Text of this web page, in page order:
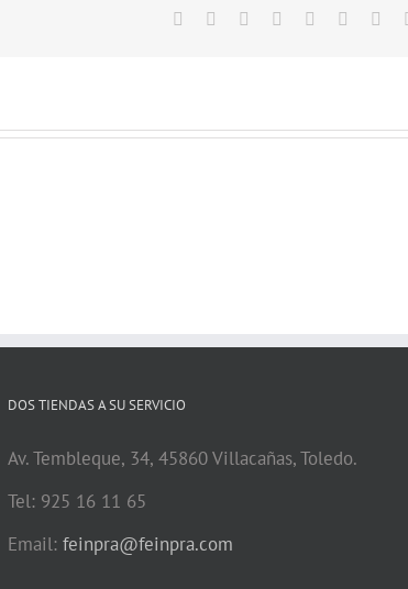
Facebook
TwitterLinkedIn
Reddit TumblrPinterest
DOS TIENDAS A SU SERVICIO
Av. Tembleque, 34, 45860 Villacañas, Toledo.
Tel: 925 16 11 65
Email: feinpra@feinpra.com